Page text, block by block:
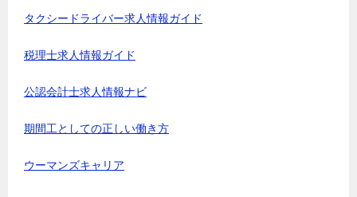
タクシードライバー求人情報ガイド
税理士求人情報ガイド
公認会計士求人情報ナビ
期間工としての正しい働き方
ウーマンズキャリア